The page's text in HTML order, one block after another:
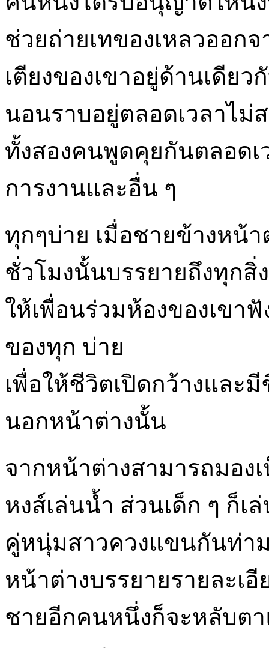
ช่วยถ่ายเทของเหลวออก
เตียงของเขาอยู่ด้านเดีย
นอนราบอยู่ตลอดเวลาไม่
ทั้งสองคนพูดคุยกันตลอดเ
การงานและอื่น ๆ
ทุกๆบ่าย เมื่อชายข้างหน้า
ชั่วโมงนั้นบรรยายถึงทุกสิ่
ให้เพื่อนร่วมห้องของเขา
ของทุก บ่าย
เพื่อให้ชีวิตเปิดกว้างและ
นอกหน้าต่างนั้น
จากหน้าต่างสามารถมอง
หงส์เล่นน้ำ ส่วนเด็ก ๆ ก็เ
คู่หนุ่มสาวควงแขนกันท่า
หน้าต่างบรรยายรายละเอี
ชายอีกคนหนึ่งก็จะหลับต